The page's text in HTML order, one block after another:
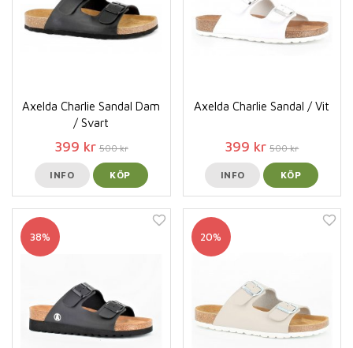
Axelda Charlie Sandal Dam
/ Svart
399 kr 500 kr
INFO KÖP
Axelda Charlie Sandal / Vit
399 kr 500 kr
INFO KÖP
38% 20%